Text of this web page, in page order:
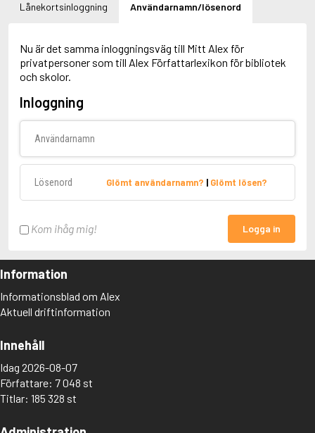
Lånekortsinloggning Användarnamn/lösenord
Nu är det samma inloggningsväg till Mitt Alex för
privatpersoner som till Alex Författarlexikon för bibliotek
och skolor.
Inloggning
Glömt användarnamn? | Glömt lösen?
Kom ihåg mig! Logga in
Information
Informationsblad om Alex
Aktuell driftinformation
Innehåll
Idag 2026-08-07
Författare: 7 048 st
Titlar: 185 328 st